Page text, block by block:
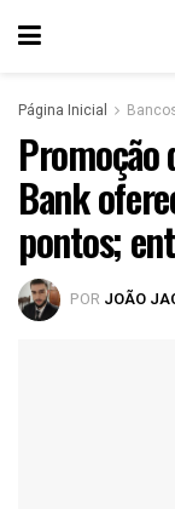
Página Inicial
Promoção
Bank
pontos;
POR JOÃO